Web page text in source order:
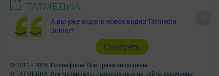
А вы уже видели новое видео Tatmedia
Junior?
Cмотреть
© 2011 - 2026. Посинформ. Все права защищены.
© ТАТМЕДИА. Все материалы, размещенные на сайте, защищены
Телефон АО «ТАТМЕДИА»:(843) 222 09 84